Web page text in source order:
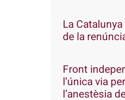
La
de la
Front
l’única via
l’anestèsia